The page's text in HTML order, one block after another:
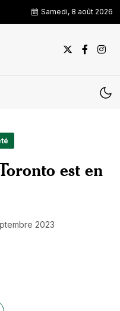
Samedi, 8 août 2026
est en
2023